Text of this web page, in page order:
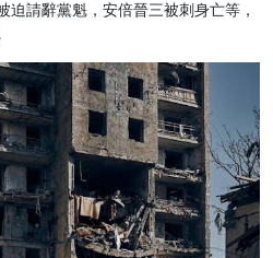
迫請辭黨魁，安倍晉三被刺身亡等，